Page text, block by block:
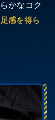
かなコク
感を得ら